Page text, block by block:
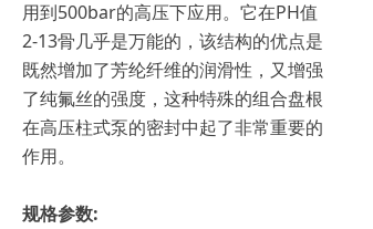
用到500bar的高压下应用。它在PH值
2-13骨几乎是万能的，该结构的优点是
既然增加了芳纶纤维的润滑性，又增强
了纯氟丝的强度，这种特殊的组合盘根
在高压柱式泵的密封中起了非常重要的
作用。
规格参数: